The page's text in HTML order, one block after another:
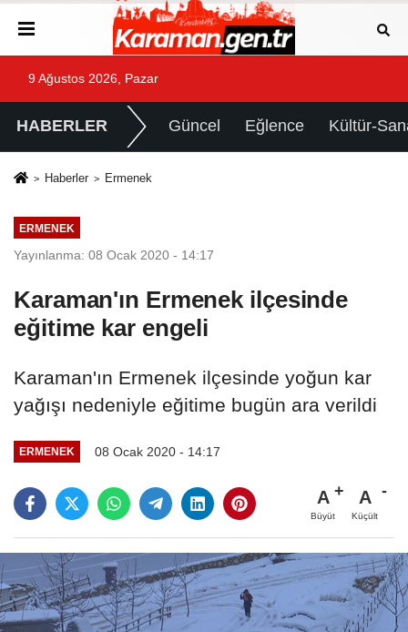
9 Ağustos 2026, Pazar
HABERLER Güncel Eğlence Kültür-
Haberler Ermenek
ERMENEK
Yayınlanma: 08 Ocak 2020 - 14:17
Karaman'ın Ermenek ilçesinde
eğitime kar engeli
Karaman'ın Ermenek ilçesinde yoğun kar
yağışı nedeniyle eğitime bugün ara verildi
ERMENEK 08 Ocak 2020 - 14:17
A
Büyüt
A
Küçült